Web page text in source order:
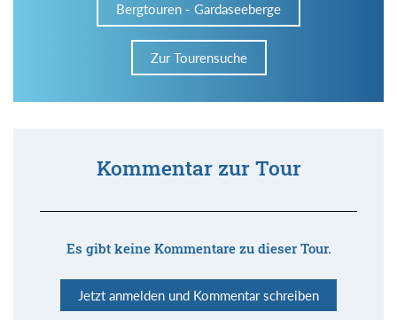
Bergtouren - Gardaseeberge
Zur Tourensuche
Kommentar zur Tour
Es gibt keine Kommentare zu dieser Tour.
Jetzt anmelden und Kommentar schreiben